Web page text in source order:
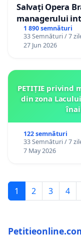
Salvați Opera
managerului
1 890 semnături
33 Semnături / 7
27 Jun 2026
PETIȚIE
din zona
122 semnături
33 Semnături / 7
7 May 2026
1 2 3 4